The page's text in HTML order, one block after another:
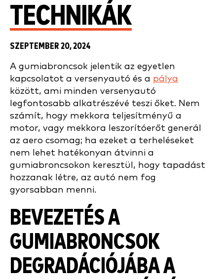
TECHNIKÁK
SZEPTEMBER 20, 2024
A gumiabroncsok jelentik az egyetlen
kapcsolatot a versenyautó és a pálya
között, ami minden versenyautó
legfontosabb alkatrészévé teszi őket. Nem
számít, hogy mekkora teljesítményű a
motor, vagy mekkora leszorítóerőt generál
az aero csomag; ha ezeket a terheléseket
nem lehet hatékonyan átvinni a
gumiabroncsokon keresztül, hogy tapadást
hozzanak létre, az autó nem fog
gyorsabban menni.
BEVEZETÉS A
GUMIABRONCSOK
DEGRADÁCIÓJÁBA A